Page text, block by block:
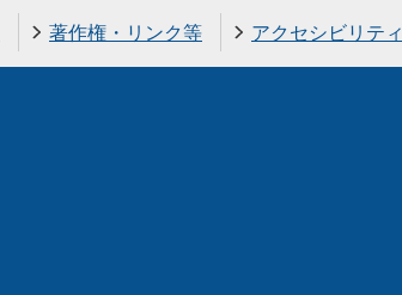
著作権・リンク等 アクセシビリティ